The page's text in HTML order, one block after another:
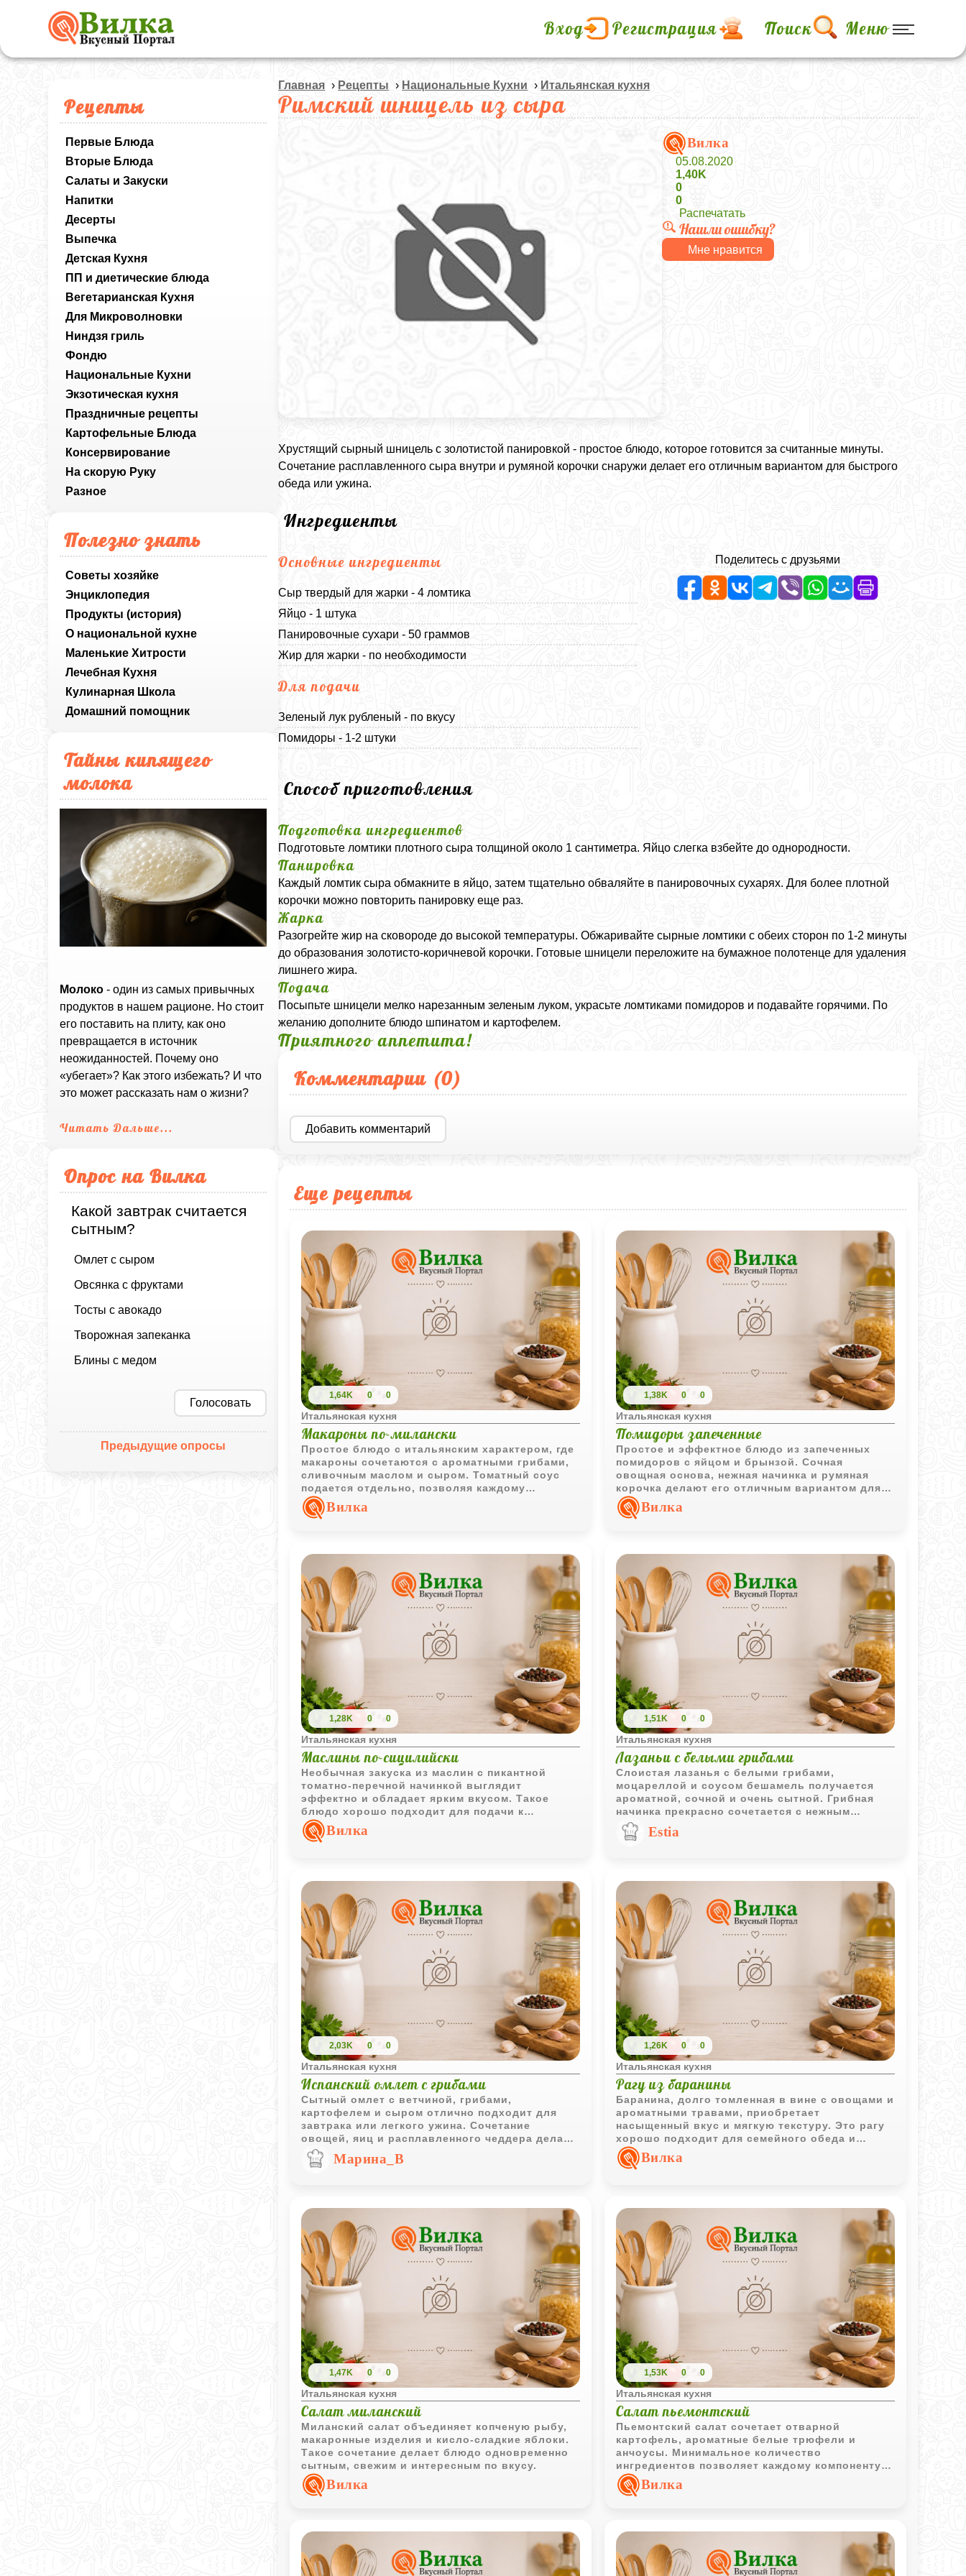
Вход Регистрация Поиск Меню
Рецепты
Первые Блюда
Вторые Блюда
Салаты и Закуски
Напитки
Десерты
Выпечка
Детская Кухня
ПП и диетические блюда
Вегетарианская Кухня
Для Микроволновки
Ниндзя гриль
Фондю
Национальные Кухни
Экзотическая кухня
Праздничные рецепты
Картофельные Блюда
Консервирование
На скорую Руку
Разное
Полезно знать
Советы хозяйке
Энциклопедия
Продукты (история)
О национальной кухне
Маленькие Хитрости
Лечебная Кухня
Кулинарная Школа
Домашний помощник
Тайны кипящего
молока
Молоко - один из самых привычных
продуктов в нашем рационе. Но стоит
его поставить на плиту, как оно
превращается в источник
неожиданностей. Почему оно
«убегает»? Как этого избежать? И что
это может рассказать нам о жизни?
Читать Дальше...
Опрос на Вилка
Какой завтрак считается
сытным?
Омлет с сыром
Овсянка с фруктами
Тосты с авокадо
Творожная запеканка
Блины с медом
Голосовать
Предыдущие опросы
Главная › Рецепты › Национальные Кухни › Итальянская кухня
Римский шницель из сыра
Вилка
05.08.2020
1,40K
0
0
Распечатать
Нашли ошибку?
Мне нравится
Хрустящий сырный шницель с золотистой панировкой - простое блюдо, которое готовится за считанные минуты.
Сочетание расплавленного сыра внутри и румяной корочки снаружи делает его отличным вариантом для быстрого
обеда или ужина.
Ингредиенты
Основные ингредиенты
Сыр твердый для жарки - 4 ломтика
Яйцо - 1 штука
Панировочные сухари - 50 граммов
Жир для жарки - по необходимости
Для подачи
Зеленый лук рубленый - по вкусу
Помидоры - 1-2 штуки
Поделитесь с друзьями
Способ приготовления
Подготовка ингредиентов
Подготовьте ломтики плотного сыра толщиной около 1 сантиметра. Яйцо слегка взбейте до однородности.
Панировка
Каждый ломтик сыра обмакните в яйцо, затем тщательно обваляйте в панировочных сухарях. Для более плотной
корочки можно повторить панировку еще раз.
Жарка
Разогрейте жир на сковороде до высокой температуры. Обжаривайте сырные ломтики с обеих сторон по 1-2 минуты
до образования золотисто-коричневой корочки. Готовые шницели переложите на бумажное полотенце для удаления
лишнего жира.
Подача
Посыпьте шницели мелко нарезанным зеленым луком, украсьте ломтиками помидоров и подавайте горячими. По
желанию дополните блюдо шпинатом и картофелем.
Приятного аппетита!
Комментарии (0)
Добавить комментарий
Еще рецепты
1,64K 0 0
Итальянская кухня
Макароны по-милански
Простое блюдо с итальянским характером, где
макароны сочетаются с ароматными грибами,
сливочным маслом и сыром. Томатный соус
подается отдельно, позволяя каждому
регулировать насыщенность вкуса по своему
желанию.
Вилка
1,38K 0 0
Итальянская кухня
Помидоры запеченные
Простое и эффектное блюдо из запеченных
помидоров с яйцом и брынзой. Сочная
овощная основа, нежная начинка и румяная
корочка делают его отличным вариантом для
завтрака или легкого ужина.
Вилка
1,28K 0 0
Итальянская кухня
Маслины по-сицилийски
Необычная закуска из маслин с пикантной
томатно-перечной начинкой выглядит
эффектно и обладает ярким вкусом. Такое
блюдо хорошо подходит для подачи к
холодным мясным закускам или как
самостоятельное угощение.
Вилка
1,51K 0 0
Итальянская кухня
Лазаньи с белыми грибами
Слоистая лазанья с белыми грибами,
моцареллой и соусом бешамель получается
ароматной, сочной и очень сытной. Грибная
начинка прекрасно сочетается с нежным
соусом и расплавленным сыром, создавая
классическое блюдо итальянской кухни.
Estia
2,03K 0 0
Итальянская кухня
Испанский омлет с грибами
Сытный омлет с ветчиной, грибами,
картофелем и сыром отлично подходит для
завтрака или легкого ужина. Сочетание
овощей, яиц и расплавленного чеддера делает
блюдо ярким и насыщенным по вкусу.
Марина_В
1,26K 0 0
Итальянская кухня
Рагу из баранины
Баранина, долго томленная в вине с овощами и
ароматными травами, приобретает
насыщенный вкус и мягкую текстуру. Это рагу
хорошо подходит для семейного обеда и
отлично сочетается с рассыпчатым рисом.
Вилка
1,47K 0 0
Итальянская кухня
Салат миланский
Миланский салат объединяет копченую рыбу,
макаронные изделия и кисло-сладкие яблоки.
Такое сочетание делает блюдо одновременно
сытным, свежим и интересным по вкусу.
Вилка
1,53K 0 0
Итальянская кухня
Салат пьемонтский
Пьемонтский салат сочетает отварной
картофель, ароматные белые трюфели и
анчоусы. Минимальное количество
ингредиентов позволяет каждому компоненту
полностью раскрыть свой вкус.
Вилка